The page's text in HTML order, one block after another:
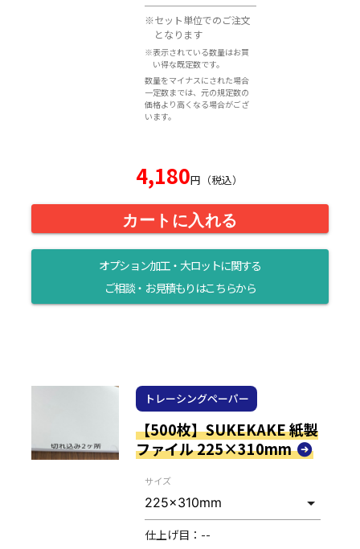
※セット単位でのご注文
となります
※表示されている数量はお買
い得な既定数です。
数量をマイナスにされた場合
一定数までは、元の規定数の
価格より高くなる場合がござ
います。
4,180円（税込）
カートに入れる
オプション加工・大ロットに関する
ご相談・お見積もりはこちらから
トレーシングペーパー
【500枚】SUKEKAKE 紙製
ファイル 225×310mm
サイズ
仕上げ目： --